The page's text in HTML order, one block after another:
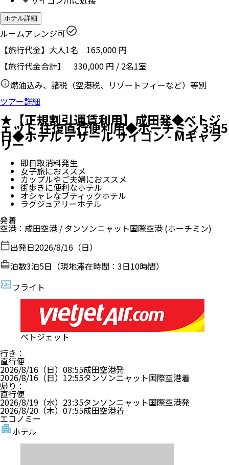
ホテル詳細
ルームアレンジ可
【旅行代金】大人1名 165,000 円
【旅行代金合計】 330,000 円 / 2名1室
燃油込み、諸税（空港税、リゾートフィーなど）等別
ツアー詳細
★【正規割引運賃利用】成田発◆ベトジ
ェット 往復直行便利用◆ホーチミン 3泊5
日◆ホテル デザール サイゴン - Mギャラ
リー
即日取消料発生
女子旅におススメ
カップルやご夫婦におススメ
街歩きに便利なホテル
オシャレなブティックホテル
ラグジュアリーホテル
発着
空港 ： 成田空港 / タンソンニャット国際空港 (ホーチミン)
出発日2026/8/16（日）
泊数3泊5日（現地滞在時間： 3日10時間）
フライト
ベトジェット
行き ：
直行便
2026/8/16（日） 08:55成田空港発
2026/8/16（日） 12:55タンソンニャット国際空港着
帰り ：
直行便
2026/8/19（水） 23:35タンソンニャット国際空港発
2026/8/20（木） 07:55成田空港着
エコノミー
ホテル